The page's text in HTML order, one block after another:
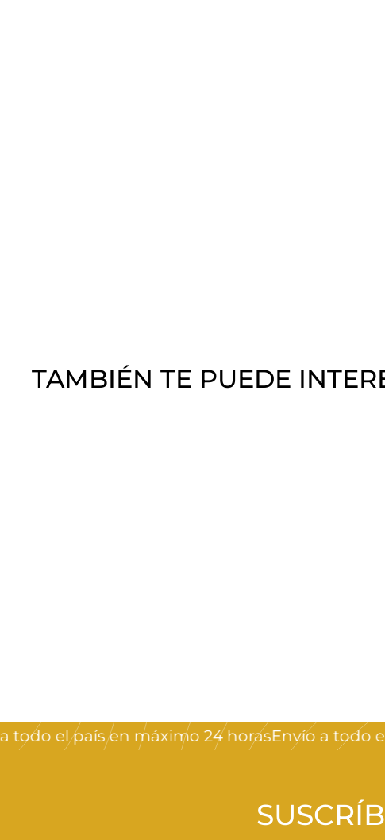
TAMBIÉN TE PUEDE
0
el país en máximo 24 horasEnvío a todo el